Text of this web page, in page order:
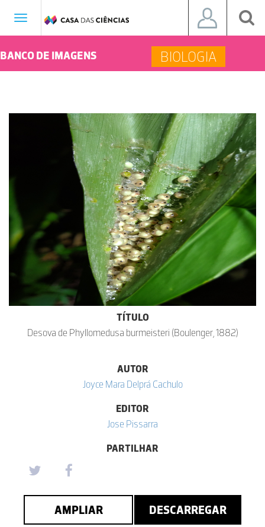
Toggle
BANCO DE IMAGENS BIOLOGIA
TÍTULO
Desova de Phyllomedusa burmeisteri (Boulenger, 1882)
AUTOR
Joyce Mara Delprá Cachulo
EDITOR
Jose Pissarra
PARTILHAR
AMPLIAR DESCARREGAR